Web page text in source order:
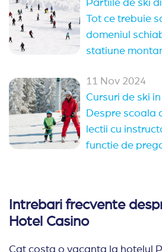
Partiile de ski
Tot ce trebuie
domeniul
statiune
11 Nov 2024
Cursuri de ski
Despre scoala
lectii cu
functie de
Intrebari frecvente
Hotel Casino
Cat costa o vacanta la hotelul